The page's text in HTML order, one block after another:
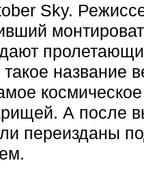
Sky.
такое название
А после
переизданы